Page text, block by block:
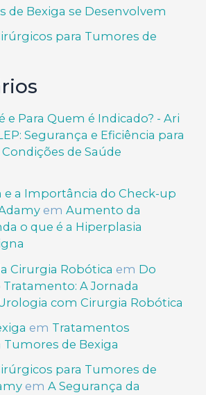
de Bexiga se Desenvolvem
para Tumores de
e Para Quem é Indicado? - Ari
Segurança e Eficiência para
de Saúde
e a Importância do Check-up
em Aumento da
o que é a Hiperplasia
Cirurgia Robótica em Do
A Jornada
com Cirurgia Robótica
em Tratamentos
de Bexiga
para Tumores de
em A Segurança da